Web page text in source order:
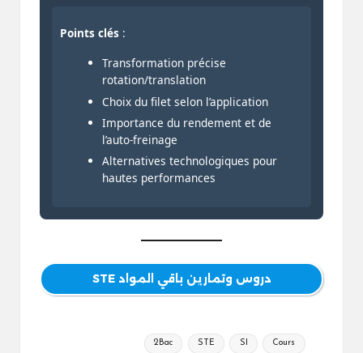
Points clés :
Transformation précise
rotation/translation
Choix du filet selon l’application
Importance du rendement et de
l’auto-freinage
Alternatives technologiques pour
hautes performances
دروس وتمارين باقي المواد STE
Tags:
2Bac STE SI Cours